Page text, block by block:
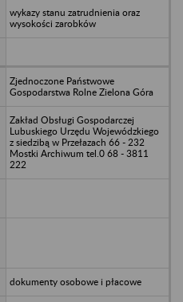
wykazy stanu zatrudnienia oraz
wysokości zarobków
Zjednoczone Państwowe
Gospodarstwa Rolne Zielona Góra
Zakład Obsługi Gospodarczej
Lubuskiego Urzędu Wojewódzkiego
z siedzibą w Przełazach 66 - 232
Mostki Archiwum tel.0 68 - 3811
222
dokumenty osobowe i płacowe